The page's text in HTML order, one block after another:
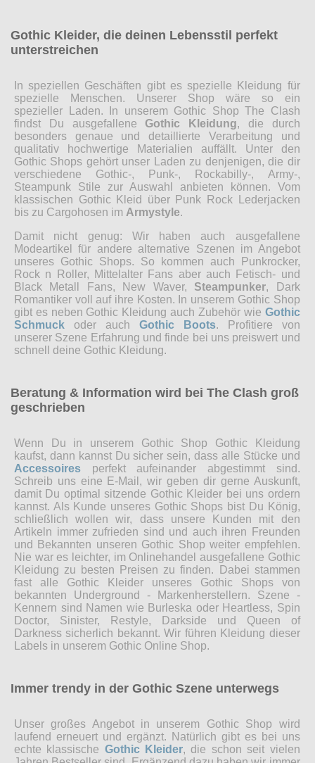
Gothic Kleider, die deinen Lebensstil perfekt
unterstreichen
In speziellen Geschäften gibt es spezielle Kleidung für
spezielle Menschen. Unserer Shop wäre so ein
spezieller Laden. In unserem Gothic Shop The Clash
findst Du ausgefallene Gothic Kleidung, die durch
besonders genaue und detaillierte Verarbeitung und
qualitativ hochwertige Materialien auffällt. Unter den
Gothic Shops gehört unser Laden zu denjenigen, die dir
verschiedene Gothic-, Punk-, Rockabilly-, Army-,
Steampunk Stile zur Auswahl anbieten können. Vom
klassischen Gothic Kleid über Punk Rock Lederjacken
bis zu Cargohosen im Armystyle.
Damit nicht genug: Wir haben auch ausgefallene
Modeartikel für andere alternative Szenen im Angebot
unseres Gothic Shops. So kommen auch Punkrocker,
Rock n Roller, Mittelalter Fans aber auch Fetisch- und
Black Metall Fans, New Waver, Steampunker, Dark
Romantiker voll auf ihre Kosten. In unserem Gothic Shop
gibt es neben Gothic Kleidung auch Zubehör wie Gothic
Schmuck oder auch Gothic Boots. Profitiere von
unserer Szene Erfahrung und finde bei uns preiswert und
schnell deine Gothic Kleidung.
Beratung & Information wird bei The Clash groß
geschrieben
Wenn Du in unserem Gothic Shop Gothic Kleidung
kaufst, dann kannst Du sicher sein, dass alle Stücke und
Accessoires perfekt aufeinander abgestimmt sind.
Schreib uns eine E-Mail, wir geben dir gerne Auskunft,
damit Du optimal sitzende Gothic Kleider bei uns ordern
kannst. Als Kunde unseres Gothic Shops bist Du König,
schließlich wollen wir, dass unsere Kunden mit den
Artikeln immer zufrieden sind und auch ihren Freunden
und Bekannten unseren Gothic Shop weiter empfehlen.
Nie war es leichter, im Onlinehandel ausgefallene Gothic
Kleidung zu besten Preisen zu finden. Dabei stammen
fast alle Gothic Kleider unseres Gothic Shops von
bekannten Underground - Markenherstellern. Szene -
Kennern sind Namen wie Burleska oder Heartless, Spin
Doctor, Sinister, Restyle, Darkside und Queen of
Darkness sicherlich bekannt. Wir führen Kleidung dieser
Labels in unserem Gothic Online Shop.
Immer trendy in der Gothic Szene unterwegs
Unser großes Angebot in unserem Gothic Shop wird
laufend erneuert und ergänzt. Natürlich gibt es bei uns
echte klassische Gothic Kleider, die schon seit vielen